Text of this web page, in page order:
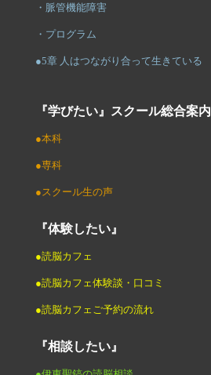
・脈管機能障害
・プログラム
●5章 人はつながり合って生きている
『学びたい』スクール総合案内
●本科
●専科
●スクール生の声
『体験したい』
●読脳カフェ
●読脳カフェ体験談・口コミ
●読脳カフェご予約の流れ
『相談したい』